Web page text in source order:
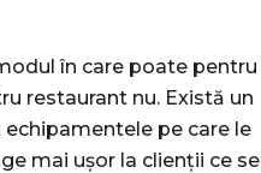
în care poate pentru
restaurant nu. Există un
pe care le
mai ușor la clienții ce se